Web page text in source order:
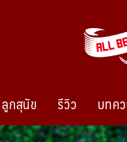
ลูกสุนัข รีวิว บทค